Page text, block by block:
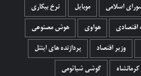
اسلامی موبایل نرخ بیکاری
اقتصادی هواوی هوش مصنوعی
وزیر اقتصاد پردازنده های اینتل
کرمانشاه گوشی شیائومی